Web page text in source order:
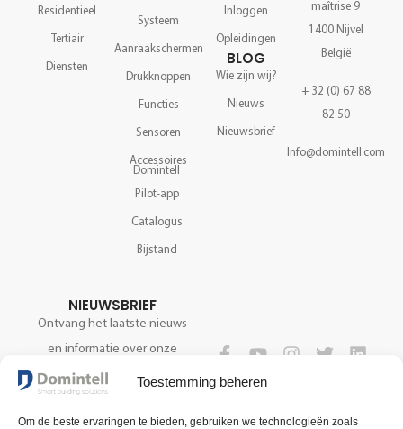
Toestemming beheren
Om de beste ervaringen te bieden, gebruiken we technologieën zoals
Residentieel
Tertiair
Diensten
Systeem
Aanraakschermen
Drukknoppen
Functies
Sensoren
Accessoires
Domintell
Pilot-app
Catalogus
Bijstand
Inloggen
Opleidingen
BLOG
Wie zijn wij?
Nieuws
Nieuwsbrief
maîtrise 9
1400 Nijvel
België
+ 32 (0) 67 88
82 50
Info@domintell.com
NIEUWSBRIEF
Ontvang het laatste nieuws
en informatie over onze
technologie.
VOLG ONS